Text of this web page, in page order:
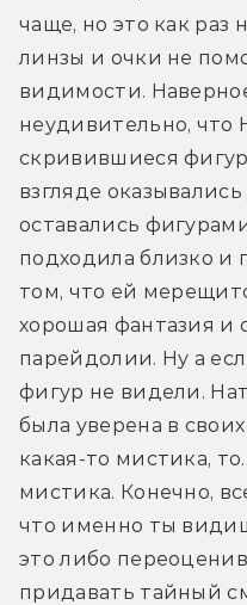
чаще, но это как раз
линзы и очки не
видимости.
неудивительно, что
скривившиеся
взгляде
оставались
подходила близко и
том, что ей
хорошая фантазия и
парейдолии. Ну а
фигур не видели.
была уверена в
какая-то мистика,
мистика. Конечно,
что именно ты
это либо
придавать тайный